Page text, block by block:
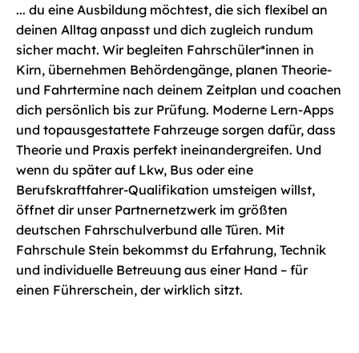
... du eine Ausbildung möchtest, die sich flexibel an
deinen Alltag anpasst und dich zugleich rundum
sicher macht. Wir begleiten Fahrschüler*innen in
Kirn, übernehmen Behördengänge, planen Theorie-
und Fahrtermine nach deinem Zeitplan und coachen
dich persönlich bis zur Prüfung. Moderne Lern-Apps
und topausgestattete Fahrzeuge sorgen dafür, dass
Theorie und Praxis perfekt ineinandergreifen. Und
wenn du später auf Lkw, Bus oder eine
Berufskraftfahrer-Qualifikation umsteigen willst,
öffnet dir unser Partnernetzwerk im größten
deutschen Fahrschulverbund alle Türen. Mit
Fahrschule Stein bekommst du Erfahrung, Technik
und individuelle Betreuung aus einer Hand – für
einen Führerschein, der wirklich sitzt.